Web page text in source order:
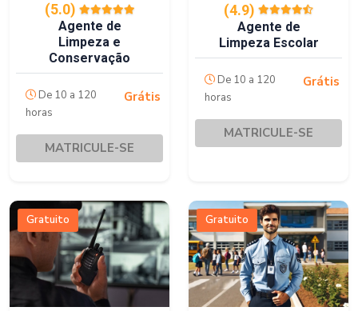
(5.0)
Agente de
Limpeza e
Conservação
De 10 a 120
horas
Grátis
MATRICULE-SE
(4.9)
Agente de
Limpeza Escolar
De 10 a 120
horas
Grátis
MATRICULE-SE
Gratuito Gratuito